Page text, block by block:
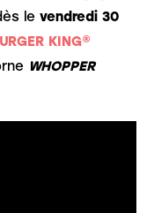
le vendredi 30
KING®
WHOPPER